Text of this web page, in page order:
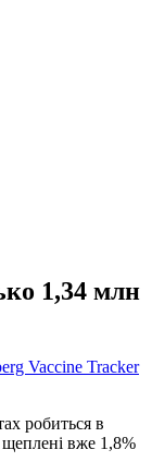
1,34 млн
Vaccine Tracker
робиться в
вже 1,8%